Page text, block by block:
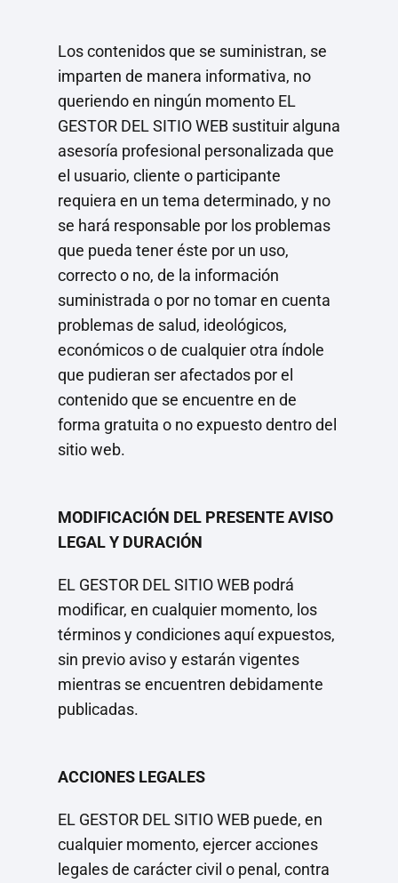
Los contenidos que se suministran, se
imparten de manera informativa, no
queriendo en ningún momento EL
GESTOR DEL SITIO WEB sustituir alguna
asesoría profesional personalizada que
el usuario, cliente o participante
requiera en un tema determinado, y no
se hará responsable por los problemas
que pueda tener éste por un uso,
correcto o no, de la información
suministrada o por no tomar en cuenta
problemas de salud, ideológicos,
económicos o de cualquier otra índole
que pudieran ser afectados por el
contenido que se encuentre en de
forma gratuita o no expuesto dentro del
sitio web.
MODIFICACIÓN DEL PRESENTE AVISO
LEGAL Y DURACIÓN
EL GESTOR DEL SITIO WEB podrá
modificar, en cualquier momento, los
términos y condiciones aquí expuestos,
sin previo aviso y estarán vigentes
mientras se encuentren debidamente
publicadas.
ACCIONES LEGALES
EL GESTOR DEL SITIO WEB puede, en
cualquier momento, ejercer acciones
legales de carácter civil o penal, contra